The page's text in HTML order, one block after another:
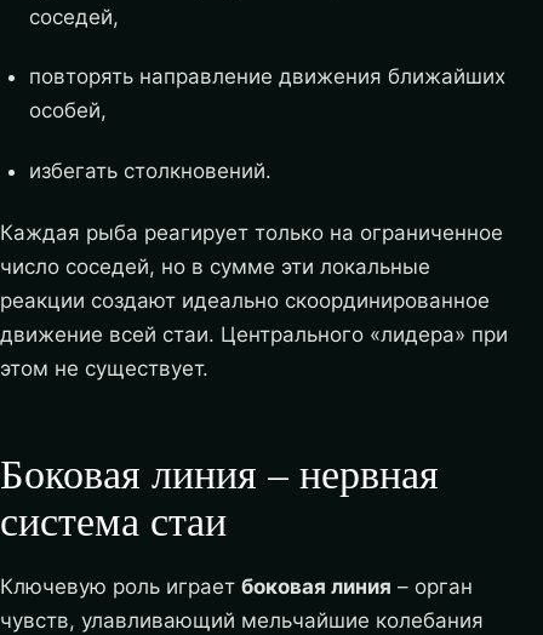
соседей,
повторять направление движения ближайших
особей,
избегать столкновений.
Каждая рыба реагирует только на ограниченное
число соседей, но в сумме эти локальные
реакции создают идеально скоординированное
движение всей стаи. Центрального «лидера» при
этом не существует.
Боковая линия – нервная
система стаи
Ключевую роль играет боковая линия – орган
чувств, улавливающий мельчайшие колебания